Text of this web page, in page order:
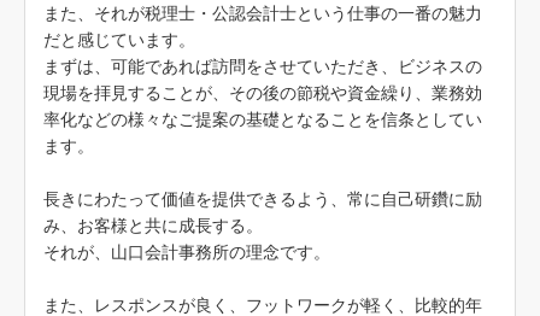
また、それが税理士・公認会計士という仕事の一番の魅力
だと感じています。
まずは、可能であれば訪問をさせていただき、ビジネスの
現場を拝見することが、その後の節税や資金繰り、業務効
率化などの様々なご提案の基礎となることを信条としてい
ます。
長きにわたって価値を提供できるよう、常に自己研鑽に励
み、お客様と共に成長する。
それが、山口会計事務所の理念です。
また、レスポンスが良く、フットワークが軽く、比較的年